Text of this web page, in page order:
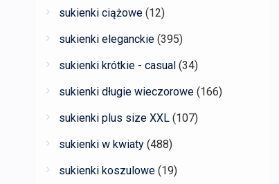
sukienki ciążowe (12)
sukienki eleganckie (395)
sukienki krótkie - casual (34)
sukienki długie wieczorowe (166)
sukienki plus size XXL (107)
sukienki w kwiaty (488)
sukienki koszulowe (19)